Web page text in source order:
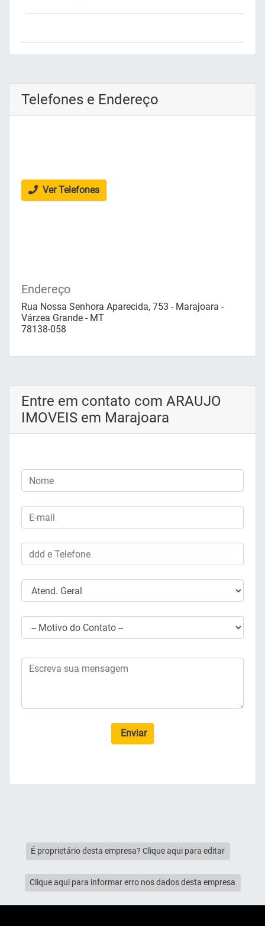
Telefones e Endereço
Ver Telefones
Endereço
Rua Nossa Senhora Aparecida, 753 - Marajoara -
Várzea Grande - MT
78138-058
Entre em contato com ARAUJO
IMOVEIS em Marajoara
Enviar
É proprietário desta empresa? Clique aqui para editar
Clique aqui para informar erro nos dados desta empresa